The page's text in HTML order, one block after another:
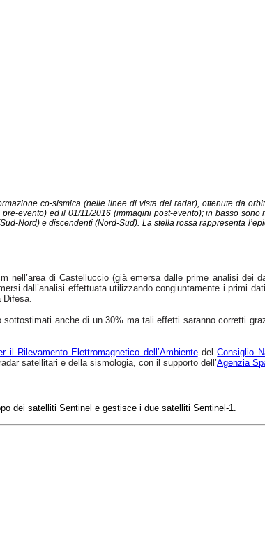
co-sismica (nelle linee di vista del radar), ottenute da
evento) ed il 01/11/2016 (immagini post-evento); in basso sono
Nord) e discendenti (Nord-Sud). La stella rossa rappresenta
di Castelluccio (già emersa dalle prime analisi dei
dall’analisi effettuata utilizzando congiuntamente i primi
anche di un 30% ma tali effetti saranno corretti
il Rilevamento Elettromagnetico dell’AmbientedelConsiglio
satellitari e della sismologia, con il supporto dell’Agenzia
dei satelliti Sentinel e gestisce i due satelliti Sentinel-1.